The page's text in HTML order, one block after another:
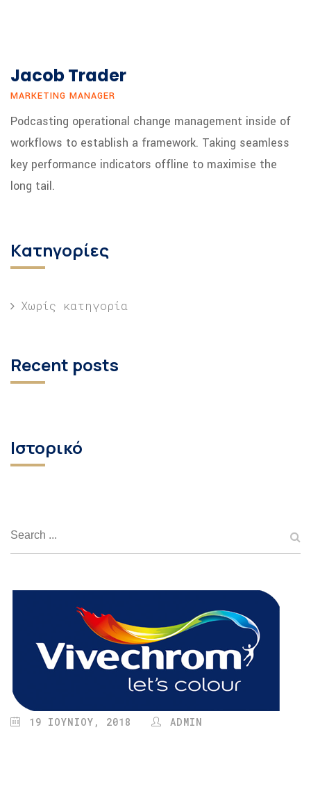
Jacob Trader
MARKETING MANAGER
Podcasting operational change management inside of
workflows to establish a framework. Taking seamless
key performance indicators offline to maximise the
long tail.
Kατηγορίες
Χωρίς κατηγορία
Recent posts
Ιστορικό
19 ΙΟΥΝΊΟΥ, 2018 ADMIN